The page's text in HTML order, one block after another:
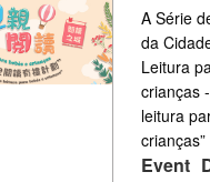
A Série
da
Leitura
crianças
leitura
crianças”
Event